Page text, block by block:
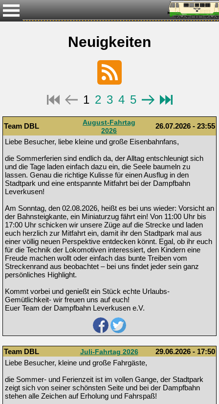
Neuigkeiten
1 2 3 4 5
Team DBL
August-Fahrtag
2026
26.07.2026 - 23:55
Liebe Besucher, liebe kleine und große Eisenbahnfans,
die Sommerferien sind endlich da, der Alltag entschleunigt sich
und die Tage laden einfach dazu ein, die Seele baumeln zu
lassen. Genau die richtige Kulisse für einen Ausflug in den
Stadtpark und eine entspannte Mitfahrt bei der Dampfbahn
Leverkusen!
Am Sonntag, den 02.08.2026, heißt es bei uns wieder: Vorsicht an
der Bahnsteigkante, ein Miniaturzug fährt ein! Von 11:00 Uhr bis
17:00 Uhr schicken wir unsere Züge auf die Strecke und laden
euch herzlich zur Mitfahrt ein, damit ihr den Stadtpark mal aus
einer völlig neuen Perspektive entdecken könnt. Egal, ob ihr euch
für die Technik der Lokomotiven interessiert, den Kindern eine
Freude machen wollt oder einfach das bunte Treiben vom
Streckenrand aus beobachtet – bei uns findet jeder sein ganz
persönliches Highlight.
Kommt vorbei und genießt ein Stück echte Urlaubs-
Gemütlichkeit- wir freuen uns auf euch!
Euer Team der Dampfbahn Leverkusen e.V.
Team DBL Juli-Fahrtag 2026
29.06.2026 - 17:50
Liebe Besucher, kleine und große Fahrgäste,
die Sommer- und Ferienzeit ist im vollen Gange, der Stadtpark
zeigt sich von seiner schönsten Seite und bei der Dampfbahn
stehen alle Zeichen auf Erholung und Fahrspaß!